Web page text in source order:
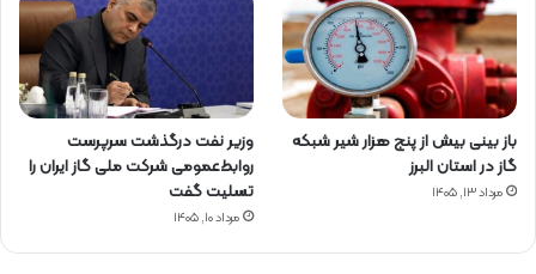
باز بینی بیش از پنج هزار شیر شبکه
گاز در استان البرز
مرداد ۱۳, ۱۴۰۵
وزیر نفت درگذشت سرپرست
روابط‌عمومی شرکت ملی گاز ایران را
تسلیت گفت
مرداد ۱۰, ۱۴۰۵